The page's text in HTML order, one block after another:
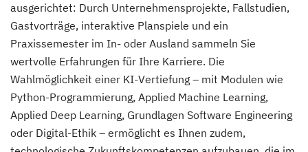
ausgerichtet: Durch Unternehmensprojekte, Fallstudien,
Gastvorträge, interaktive Planspiele und ein
Praxissemester im In- oder Ausland sammeln Sie
wertvolle Erfahrungen für Ihre Karriere. Die
Wahlmöglichkeit einer KI-Vertiefung – mit Modulen wie
Python-Programmierung, Applied Machine Learning,
Applied Deep Learning, Grundlagen Software Engineering
oder Digital-Ethik – ermöglicht es Ihnen zudem,